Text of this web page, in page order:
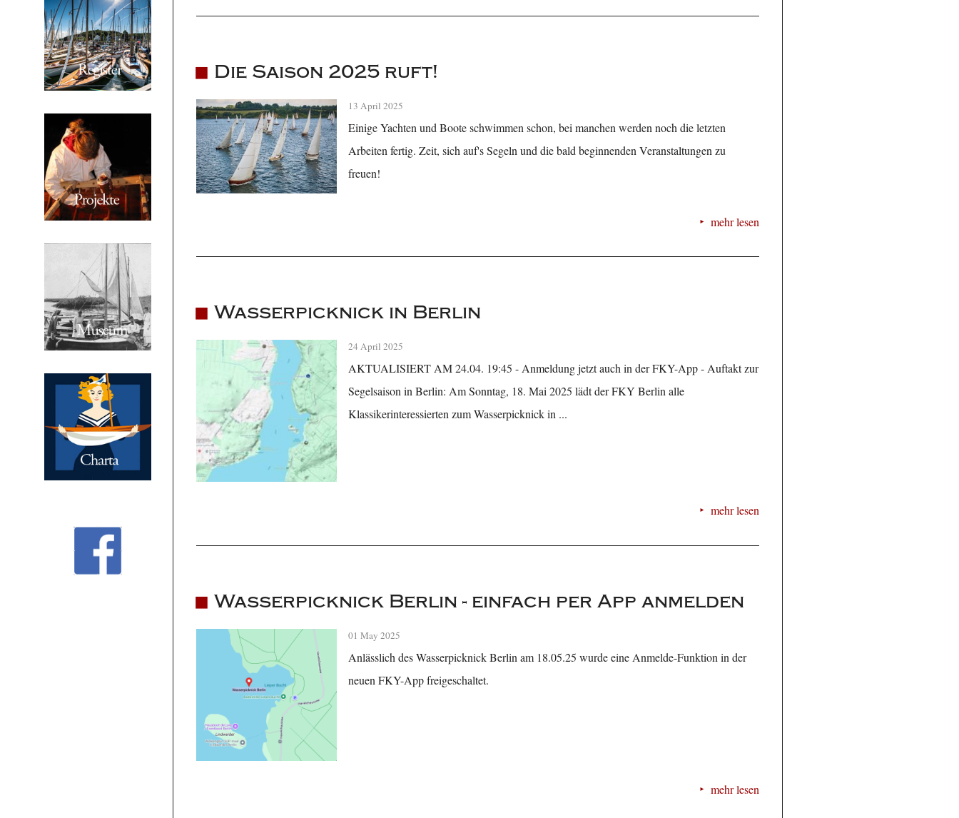
Die Saison 2025 ruft!
13 April 2025
Einige Yachten und Boote schwimmen schon, bei manchen werden noch die letzten
Arbeiten fertig. Zeit, sich auf's Segeln und die bald beginnenden Veranstaltungen zu
freuen!
mehr lesen
Wasserpicknick in Berlin
24 April 2025
AKTUALISIERT AM 24.04. 19:45 - Anmeldung jetzt auch in der FKY-App - Auftakt zur
Segelsaison in Berlin: Am Sonntag, 18. Mai 2025 lädt der FKY Berlin alle
Klassikerinteressierten zum Wasserpicknick in ...
mehr lesen
Wasserpicknick Berlin - einfach per App anmelden
01 May 2025
Anlässlich des Wasserpicknick Berlin am 18.05.25 wurde eine Anmelde-Funktion in der
neuen FKY-App freigeschaltet.
mehr lesen